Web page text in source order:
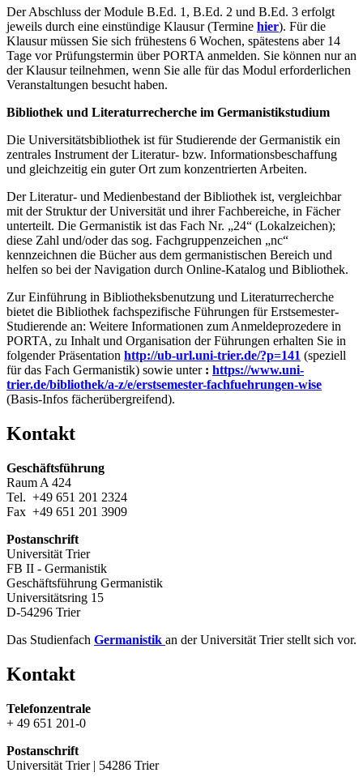
Der Abschluss der Module B.Ed. 1, B.Ed. 2 und B.Ed. 3 erfolgt
jeweils durch eine einstündige Klausur (Termine hier). Für die
Klausur müssen Sie sich frühestens 6 Wochen, spätestens aber 14
Tage vor Prüfungstermin über PORTA anmelden. Sie können nur an
der Klausur teilnehmen, wenn Sie alle für das Modul erforderlichen
Veranstaltungen besucht haben.
Bibliothek und Literaturrecherche im Germanistikstudium
Die Universitätsbibliothek ist für Studierende der Germanistik ein
zentrales Instrument der Literatur- bzw. Informationsbeschaffung
und gleichzeitig ein guter Ort zum konzentrierten Arbeiten.
Der Literatur- und Medienbestand der Bibliothek ist, vergleichbar
mit der Struktur der Universität und ihrer Fachbereiche, in Fächer
unterteilt. Die Germanistik ist das Fach Nr. „24“ (Lokalzeichen);
diese Zahl und/oder das sog. Fachgruppenzeichen „nc“
kennzeichnen die Bücher aus dem germanistischen Bereich und
helfen so bei der Navigation durch Online-Katalog und Bibliothek.
Zur Einführung in Bibliotheksbenutzung und Literaturrecherche
bietet die Bibliothek fachspezifische Führungen für Erstsemester-
Studierende an: Weitere Informationen zum Anmeldeprozedere in
PORTA, zu Inhalt und Organisation der Führungen erhalten Sie in
folgender Präsentation http://ub-url.uni-trier.de/?p=141 (speziell
für das Fach Germanistik) sowie unter : https://www.uni-
trier.de/bibliothek/a-z/e/erstsemester-fachfuehrungen-wise
(Basis-Infos fächerübergreifend).
Kontakt
Geschäftsführung
Raum A 424
Tel. +49 651 201 2324
Fax +49 651 201 3909
Postanschrift
Universität Trier
FB II - Germanistik
Geschäftsführung Germanistik
Universitätsring 15
D-54296 Trier
Das Studienfach Germanistik an der Universität Trier stellt sich vor.
Kontakt
Telefonzentrale
+ 49 651 201-0
Postanschrift
Universität Trier | 54286 Trier